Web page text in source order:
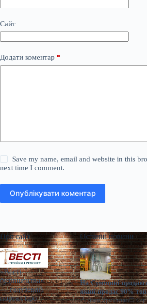
Сайт
Додати коментар *
Save my name, email and website in this
next time I comment.
Опублікувати коментар
Про сайт
«Весті
будівництва»
— галузевий
портал про
Останні новини
На Сумщині
який продає 90%
кордон
Діана Ярмоленко Сер